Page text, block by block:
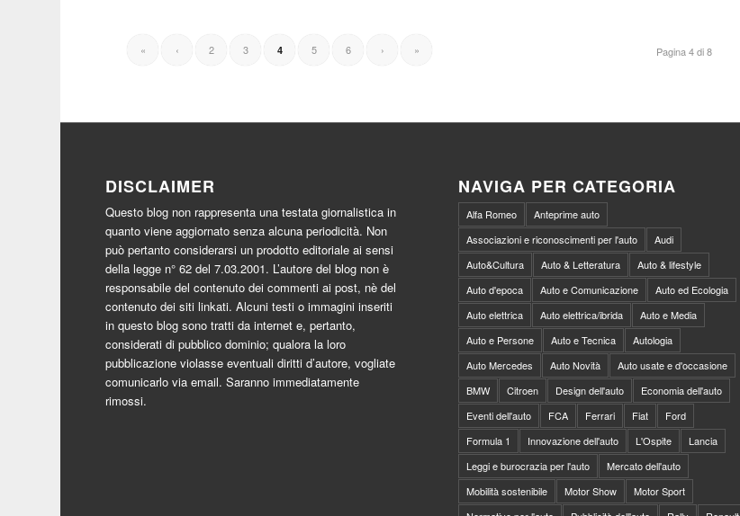
Pagina 4 di 8
« ‹ 2 3 4 5 6 › »
DISCLAIMER
Questo blog non rappresenta una testata giornalistica in
quanto viene aggiornato senza alcuna periodicità. Non
può pertanto considerarsi un prodotto editoriale ai sensi
della legge n° 62 del 7.03.2001. L’autore del blog non è
responsabile del contenuto dei commenti ai post, nè del
contenuto dei siti linkati. Alcuni testi o immagini inseriti
in questo blog sono tratti da internet e, pertanto,
considerati di pubblico dominio; qualora la loro
pubblicazione violasse eventuali diritti d’autore, vogliate
comunicarlo via email. Saranno immediatamente
rimossi.
NAVIGA PER CATEGORIA
Alfa Romeo
Anteprime auto
Associazioni e riconoscimenti per l'auto
Audi
Auto&Cultura
Auto & Letteratura
Auto & lifestyle
Auto d'epoca
Auto e Comunicazione
Auto ed Ecologia
Auto elettrica
Auto elettrica/ibrida
Auto e Media
Auto e Persone
Auto e Tecnica
Autologia
Auto Mercedes
Auto Novità
Auto usate e d'occasione
BMW
Citroen Design dell'auto
Economia dell'auto
Eventi dell'auto
FCA Ferrari Fiat
Ford
Formula 1
Innovazione dell'auto L'Ospite
Lancia
Leggi e burocrazia per l'auto
Mercato dell'auto
Mobilità sostenibile
Motor Show
Motor Sport